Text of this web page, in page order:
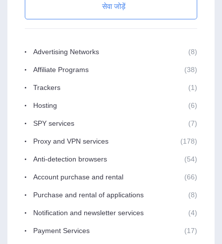
सेवा जोड़ें
Advertising Networks (8)
Affiliate Programs (38)
Trackers (1)
Hosting (6)
SPY services (7)
Proxy and VPN services (178)
Anti-detection browsers (54)
Account purchase and rental (66)
Purchase and rental of applications (8)
Notification and newsletter services (4)
Payment Services (17)